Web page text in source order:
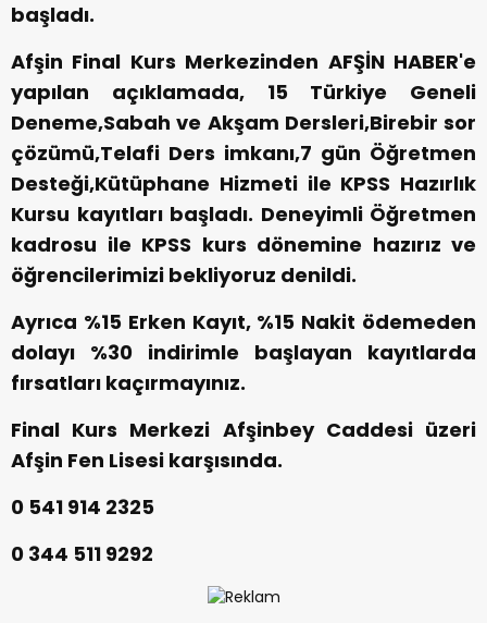
başladı.
Afşin Final Kurs Merkezinden AFŞİN HABER'e
yapılan açıklamada, 15 Türkiye Geneli
Deneme,Sabah ve Akşam Dersleri,Birebir sor
çözümü,Telafi Ders imkanı,7 gün Öğretmen
Desteği,Kütüphane Hizmeti ile KPSS Hazırlık
Kursu kayıtları başladı. Deneyimli Öğretmen
kadrosu ile KPSS kurs dönemine hazırız ve
öğrencilerimizi bekliyoruz denildi.
Ayrıca %15 Erken Kayıt, %15 Nakit ödemeden
dolayı %30 indirimle başlayan kayıtlarda
fırsatları kaçırmayınız.
Final Kurs Merkezi Afşinbey Caddesi üzeri
Afşin Fen Lisesi karşısında.
0 541 914 2325
0 344 511 9292